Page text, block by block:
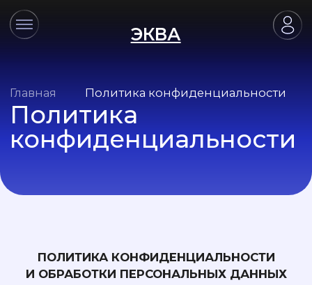
конфиденциальности
И ОБРАБОТКИ ПЕРСОНАЛЬНЫХ ДАННЫХ
и действует до момента принятия новой
и обработки персональных данных.